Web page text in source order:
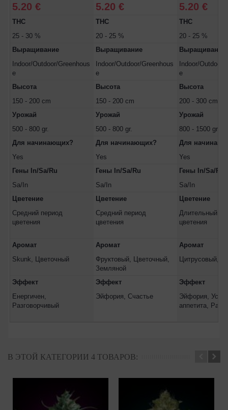
5.20 € 5.20 € 5.20 €
THC
25 - 30 %
THC
20 - 25 %
THC
20 - 25 %
Выращивание
Indoor/Outdoor/Greenhous
e
Выращивание
Indoor/Outdoor/Greenhous
e
Выращивание
Indoor/Outdoor/
e
Высота
150 - 200 cm
Высота
150 - 200 cm
Высота
200 - 300 cm
Урожай
500 - 800 gr.
Урожай
500 - 800 gr.
Урожай
800 - 1500 gr.
Для начинающих?
Yes
Для начинающих?
Yes
Для
Yes
Гены In/Sa/Ru
Sa/In
Гены In/Sa/Ru
Sa/In
Гены In/Sa/Ru
Sa/In
Цветение
Средний период
цветения
Цветение
Средний период
цветения
Цветение
Длительный
цветения
Аромат
Skunk, Цветочный
Аромат
Фруктовый, Цветочный,
Земляной
Аромат
Цитрусовый,
Эффект
Енергичен,
Разговорчивый
Эффект
Эйфория, Счастье
Эффект
Эйфория,
аппетита,
В ЭТОЙ КАТЕГОРИИ 4 ТОВАРОВ: